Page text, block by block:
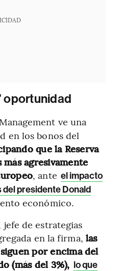
oportunidad
ve una
en los bonos del
que la Reserva
agresivamente
, ante el impacto
presidente Donald
económico.
jefe de estrategias
en la firma, las
por encima del
(más del 3%), lo que